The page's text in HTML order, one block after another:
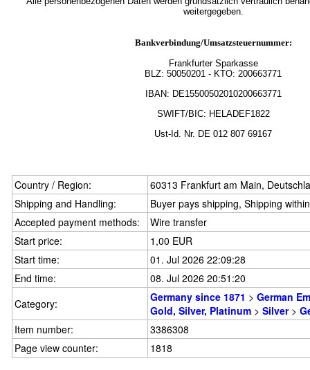
weitergegeben.
Bankverbindung/Umsatzsteuernummer:
Frankfurter Sparkasse
BLZ: 50050201 - KTO: 200663771
IBAN: DE15500502010200663771
SWIFT/BIC: HELADEF1822
Ust-Id. Nr. DE 012 807 69167
Country / Region:
60313 Frankfurt am Main,
Shipping and Handling:
Buyer pays shipping, Shipping
Accepted payment methods:
Wire transfer
Start price:
1,00 EUR
Start time:
01. Jul 2026 22:09:28
End time:
08. Jul 2026 20:51:20
Category:
Germany since 1871 > German
Gold, Silver, Platinum > Silver>
Item number:
3386308
Page view counter:
1818